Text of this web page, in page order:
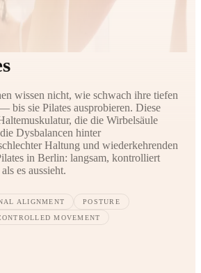
wissen nicht, wie schwach ihre tiefen
bis sie Pilates ausprobieren. Diese
die die Wirbelsäule
Dysbalancen hinter
Haltung und wiederkehrenden
in Berlin: langsam, kontrolliert
es aussieht.
ALIGNMENT POSTURE
MOVEMENT